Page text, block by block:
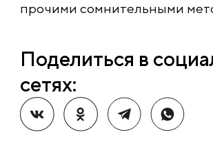
прочими сомнительными
Поделиться в
сетях: